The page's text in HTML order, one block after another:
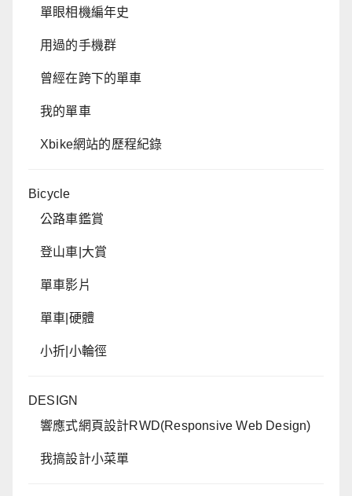
單眼相機編年史
用過的手機群
曾經在跨下的單車
我的單車
Xbike網站的歷程紀錄
Bicycle
公路車鑑賞
登山車|大賞
單車影片
單車|硬體
小折|小輪徑
DESIGN
響應式網頁設計RWD(Responsive Web Design)
我搞設計小菜單